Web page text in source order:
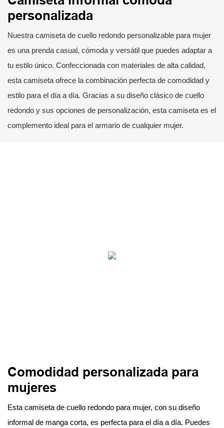
personalizada
Nuestra camiseta de cuello redondo personalizable para mujer
es una prenda casual, cómoda y versátil que puedes adaptar a
tu estilo único. Confeccionada con materiales de alta calidad,
esta camiseta ofrece la combinación perfecta de comodidad y
estilo para el día a día. Gracias a su diseño clásico de cuello
redondo y sus opciones de personalización, esta camiseta es el
complemento ideal para el armario de cualquier mujer.
Comodidad personalizada para
mujeres
Esta camiseta de cuello redondo para mujer, con su diseño
informal de manga corta, es perfecta para el día a día. Puedes